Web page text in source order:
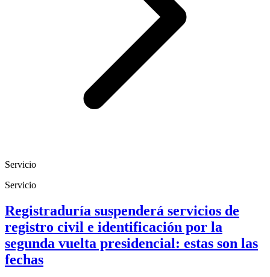
Servicio
Servicio
Registraduría suspenderá servicios de
registro civil e identificación por la
segunda vuelta presidencial: estas son las
fechas